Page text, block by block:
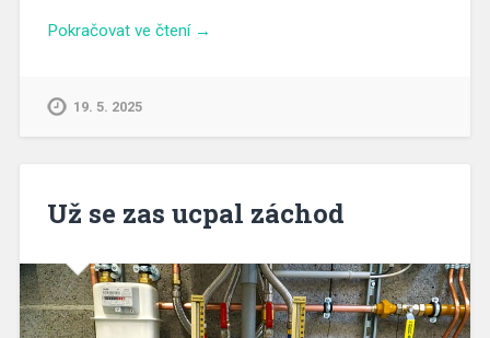
Pokračovat ve čtení →
19. 5. 2025
Už se zas ucpal záchod